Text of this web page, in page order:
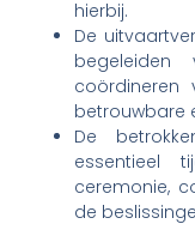
hierbij.
De
betrouwbare
De
essentieel
ceremonie,
de